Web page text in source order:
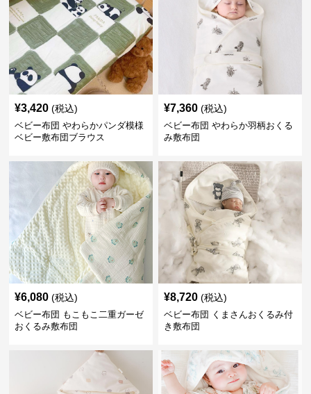
¥3,420 (税込)
ベビー布団 やわらかパンダ模様
ベビー敷布団ブラウス
¥7,360 (税込)
ベビー布団 やわらか羽柄おくる
み敷布団
¥6,080 (税込)
ベビー布団 もこもこ二重ガーゼ
おくるみ敷布団
¥8,720 (税込)
ベビー布団 くまさんおくるみ付
き敷布団